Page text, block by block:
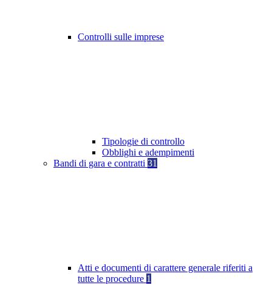
Controlli sulle imprese
Tipologie di controllo
Obblighi e adempimenti
Bandi di gara e contratti 31
Atti e documenti di carattere generale riferiti a
tutte le procedure 1